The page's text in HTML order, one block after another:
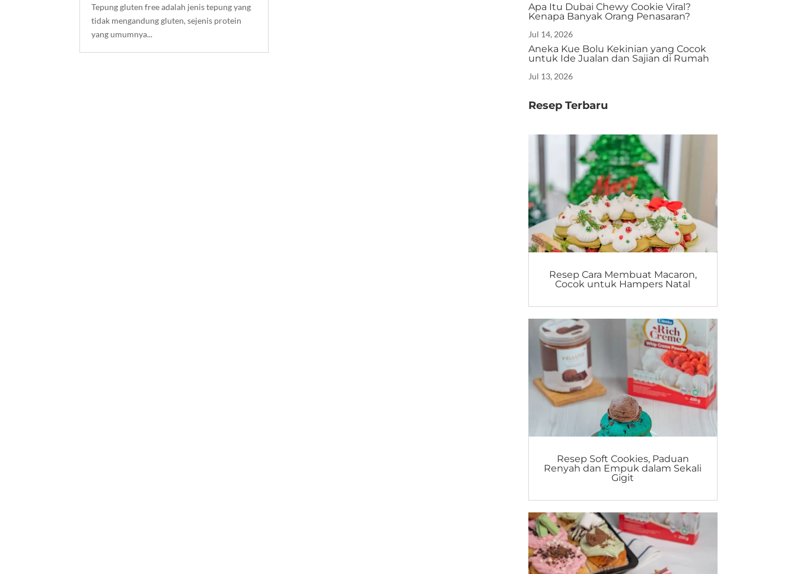
Tepung gluten free adalah jenis tepung yang
tidak mengandung gluten, sejenis protein
yang umumnya...
Apa Itu Dubai Chewy Cookie Viral?
Kenapa Banyak Orang Penasaran?
Jul 14, 2026
Aneka Kue Bolu Kekinian yang Cocok
untuk Ide Jualan dan Sajian di Rumah
Jul 13, 2026
Resep Terbaru
Resep Cara Membuat Macaron,
Cocok untuk Hampers Natal
Resep Soft Cookies, Paduan
Renyah dan Empuk dalam Sekali
Gigit